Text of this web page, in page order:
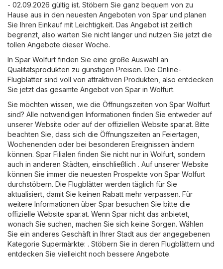
- 02.09.2026 gültig ist. Stöbern Sie ganz bequem von zu
Hause aus in den neuesten Angeboten von Spar und planen
Sie Ihren Einkauf mit Leichtigkeit. Das Angebot ist zeitlich
begrenzt, also warten Sie nicht länger und nutzen Sie jetzt die
tollen Angebote dieser Woche.
In Spar Wolfurt finden Sie eine große Auswahl an
Qualitätsprodukten zu günstigen Preisen. Die Online-
Flugblätter sind voll von attraktiven Produkten, also entdecken
Sie jetzt das gesamte Angebot von Spar in Wolfurt.
Sie möchten wissen, wie die Öffnungszeiten von Spar Wolfurt
sind? Alle notwendigen Informationen finden Sie entweder auf
unserer Website oder auf der offiziellen Website spar.at. Bitte
beachten Sie, dass sich die Öffnungszeiten an Feiertagen,
Wochenenden oder bei besonderen Ereignissen ändern
können. Spar Filialen finden Sie nicht nur in Wolfurt, sondern
auch in anderen Städten, einschließlich . Auf unserer Website
können Sie immer die neuesten Prospekte von Spar Wolfurt
durchstöbern. Die Flugblätter werden täglich für Sie
aktualisiert, damit Sie keinen Rabatt mehr verpassen. Für
weitere Informationen über Spar besuchen Sie bitte die
offizielle Website spar.at. Wenn Spar nicht das anbietet,
wonach Sie suchen, machen Sie sich keine Sorgen. Wählen
Sie ein anderes Geschäft in Ihrer Stadt aus der angegebenen
Kategorie Supermärkte: . Stöbern Sie in deren Flugblättern und
entdecken Sie vielleicht noch bessere Angebote.